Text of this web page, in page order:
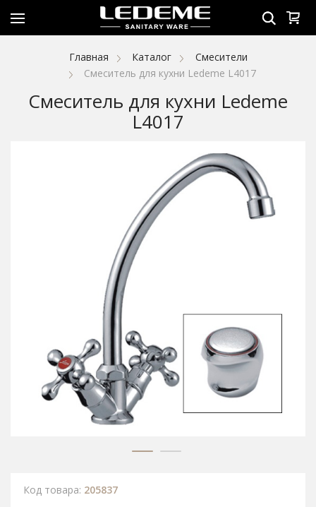
Главная Каталог
Смесители
Смеситель для кухни Ledeme L4017
Смеситель для кухни Ledeme
L4017
Код товара: 205837